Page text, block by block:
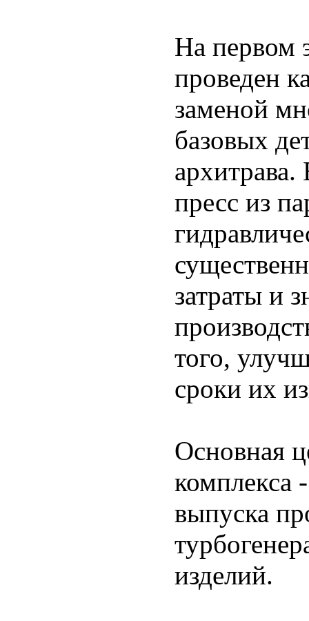
На первом
проведен
заменой
базовых
архитрава.
пресс из
затраты и
того,
сроки их
Основная
комплекса
выпуска
изделий.